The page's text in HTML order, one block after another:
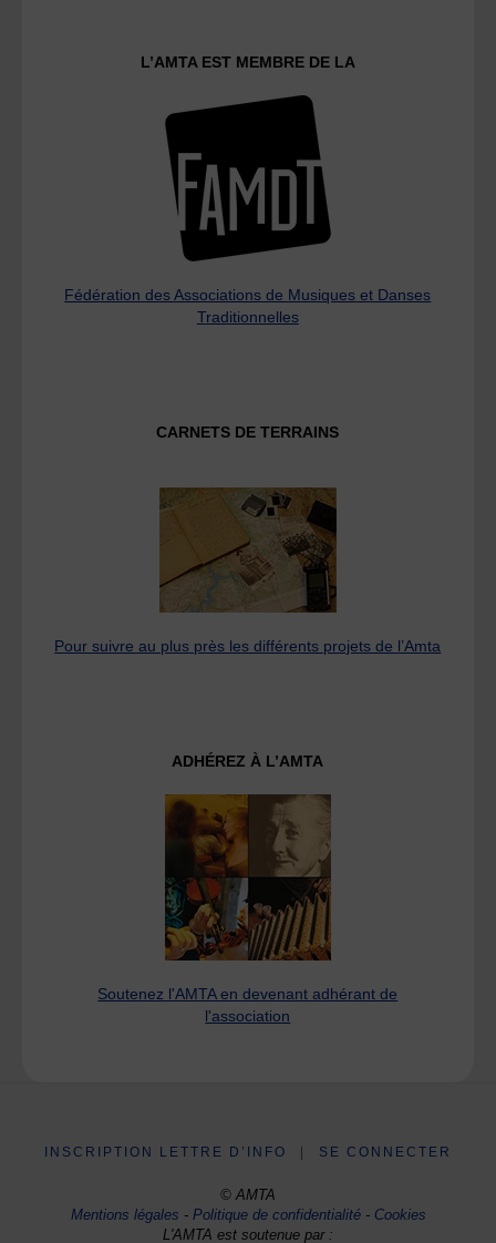
L’AMTA EST MEMBRE DE LA
Fédération des Associations de Musiques et Danses
Traditionnelles
CARNETS DE TERRAINS
Pour suivre au plus près les différents projets de l’Amta
ADHÉREZ À L’AMTA
Soutenez l'AMTA en devenant adhérant de
l'association
INSCRIPTION LETTRE D’INFO SE CONNECTER
© AMTA
Mentions légales -Politique de confidentialité- Cookies
L'AMTA est soutenue par :